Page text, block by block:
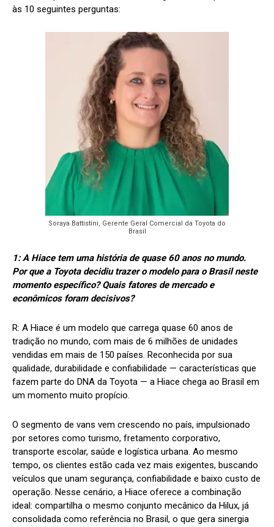
às 10 seguintes perguntas:
Soraya Battistini, Gerente Geral Comercial da Toyota do
Brasil
1: A Hiace tem uma história de quase 60 anos no mundo.
Por que a Toyota decidiu trazer o modelo para o Brasil neste
momento específico? Quais fatores de mercado e
econômicos foram decisivos?
R: A Hiace é um modelo que carrega quase 60 anos de
tradição no mundo, com mais de 6 milhões de unidades
vendidas em mais de 150 países. Reconhecida por sua
qualidade, durabilidade e confiabilidade — características que
fazem parte do DNA da Toyota — a Hiace chega ao Brasil em
um momento muito propício.
O segmento de vans vem crescendo no país, impulsionado
por setores como turismo, fretamento corporativo,
transporte escolar, saúde e logística urbana. Ao mesmo
tempo, os clientes estão cada vez mais exigentes, buscando
veículos que unam segurança, confiabilidade e baixo custo de
operação. Nesse cenário, a Hiace oferece a combinação
ideal: compartilha o mesmo conjunto mecânico da Hilux, já
consolidada como referência no Brasil, o que gera sinergia